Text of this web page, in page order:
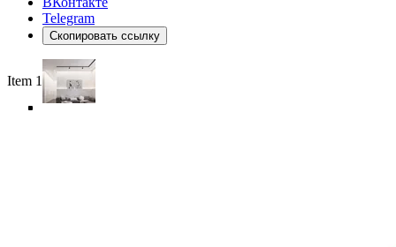
Telegram
Скопировать ссылку
Item 1 of 6